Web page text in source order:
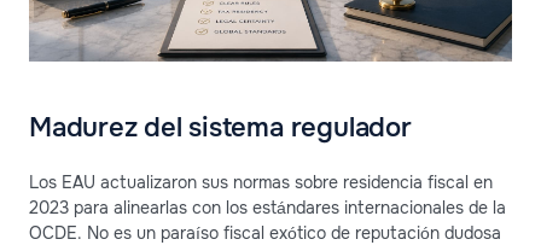
Madurez del sistema regulador
Los EAU actualizaron sus normas sobre residencia fiscal en
2023 para alinearlas con los estándares internacionales de la
OCDE. No es un paraíso fiscal exótico de reputación dudosa